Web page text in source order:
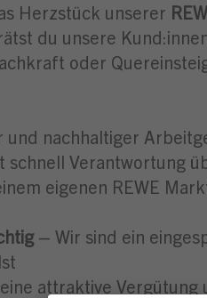
Herzstück unserer
du unsere
oder
und nachhaltiger
schnell Verantwortung
eigenen REWE
– Wir sind ein
attraktive Vergütung